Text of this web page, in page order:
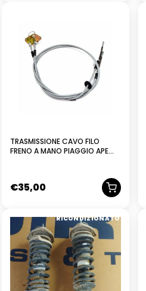
TRASMISSIONE CAVO FILO
FRENO A MANO PIAGGIO APE
€35,00
RICONDIZIONATO